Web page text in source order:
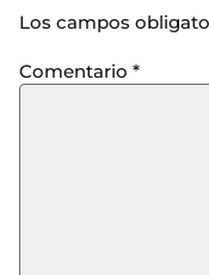
Los campos
Comentario *